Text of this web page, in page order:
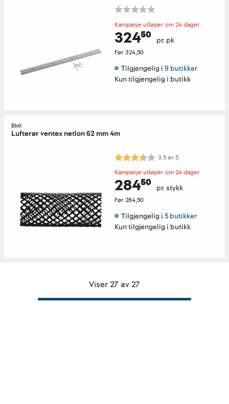
Kampanje utløper om 24 dager
324⁵⁰ pr. pk
Før324,50
Tilgjengelig i 9 butikker
Kun tilgjengelig i butikk
BMI
Lufterør ventex netlon 62 mm 4m
Karakter: 3.5 av 5 mulige
3.5av5
Kampanje utløper om 24 dager
284⁵⁰ pr. stykk
Før284,50
Tilgjengelig i 5 butikker
Kun tilgjengelig i butikk
Viser 27 av 27